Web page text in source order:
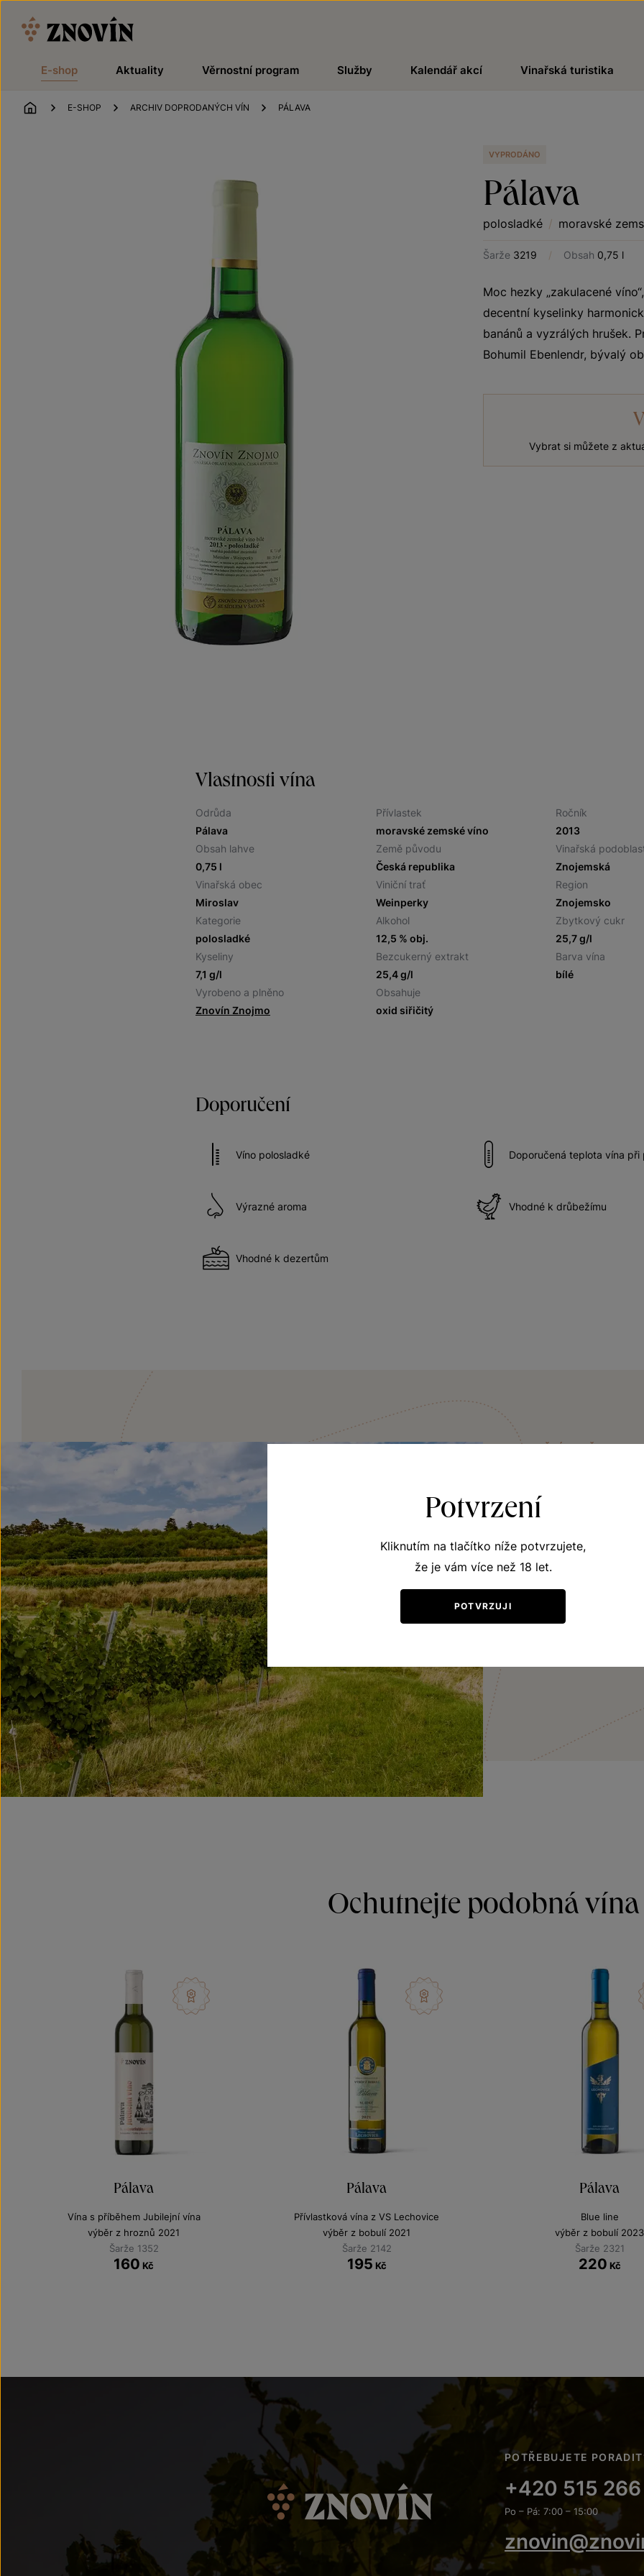
E-shop Aktuality Věrnostní program Služby Kalendář akcí Vinařská turistika
ÚVOD
E-SHOP ARCHIV DOPRODANÝCH VÍN PÁLAVA
VYPRODÁNO
Pálava
polosladké / moravské
Šarže 3219 / Obsah 0,75 l
Moc hezky „zakulacené
decentní kyselinky
banánů a vyzrálých hrušek.
Bohumil Ebenlendr, bývalý
Vybrat si můžete z
Vlastnosti vína
Odrůda
Pálava
Přívlastek
moravské zemské víno
Ročník
2013
Obsah lahve
0,75 l
Země původu
Česká republika
Vinařská
Znojemská
Vinařská obec
Miroslav
Viniční trať
Weinperky
Region
Znojemsko
Kategorie
polosladké
Alkohol
12,5 % obj.
Zbytkový cukr
25,7 g/l
Kyseliny
7,1 g/l
Bezcukerný extrakt
25,4 g/l
Barva vína
bílé
Vyrobeno a plněno
Znovín Znojmo
Obsahuje
oxid siřičitý
Doporučení
Víno polosladké Doporučená teplota vína při
Výrazné aroma Vhodné k drůbežímu
Vhodné k dezertům
VINIČNÍ TRAŤ
Zdejší geologické
Müller Thurgau,
Portugal a další.
Ochutnejte podobná vína
Pálava
Vína s příběhem Jubilejní vína
výběr z hroznů 2021
Šarže 1352
160 Kč
Pálava
Přívlastková vína z VS Lechovice
výběr z bobulí 2021
Šarže 2142
195 Kč
Pálava
Blue line
výběr z bobulí 2023
Šarže 2321
220 Kč
POTŘEBUJETE
+420 515
Po – Pá: 7:00 – 15:00
Potvrzení
Kliknutím na tlačítko níže potvrzujete,
že je vám více než 18 let.
POTVRZUJI